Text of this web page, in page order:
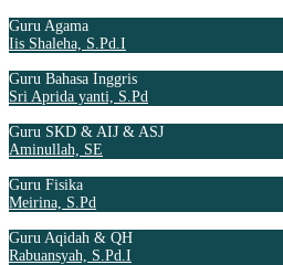
Guru Agama
Iis Shaleha, S.Pd.I
Guru Bahasa Inggris
Sri Aprida yanti, S.Pd
Guru SKD & AIJ & ASJ
Aminullah, SE
Guru Fisika
Meirina, S.Pd
Guru Aqidah & QH
Rabuansyah, S.Pd.I